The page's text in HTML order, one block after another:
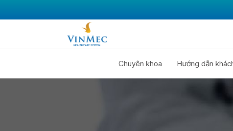
Chuyên khoa Hướng dẫn